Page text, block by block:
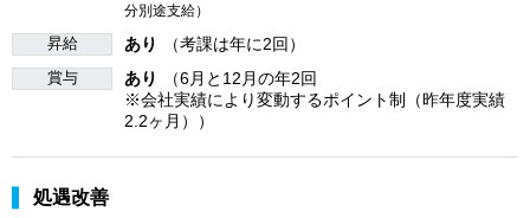
分別途支給）
昇給 あり （考課は年に2回）
賞与 あり
（6月と12月の年2回
※会社実績により変動するポイント制（昨年度実績
2.2ヶ月））
処遇改善